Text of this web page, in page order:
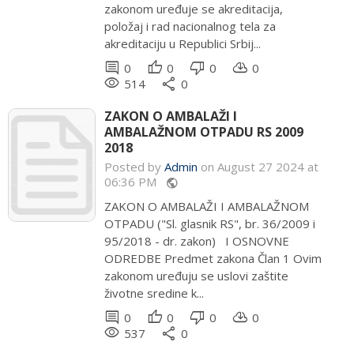
zakonom uređuje se akreditacija,
položaj i rad nacionalnog tela za
akreditaciju u Republici Srbij...
comment 0 thumb_up 0 thumb_down 0 cloud_download 0
remove_red_eye 514 share 0
ZAKON O AMBALAŽI I
AMBALAŽNOM OTPADU RS 2009
2018
Posted by Admin on August 27 2024 at
06:36 PM public
ZAKON O AMBALAŽI I AMBALAŽNOM
OTPADU ("Sl. glasnik RS", br. 36/2009 i
95/2018 - dr. zakon) I OSNOVNE
ODREDBE Predmet zakona Član 1 Ovim
zakonom uređuju se uslovi zaštite
životne sredine k...
comment 0 thumb_up 0 thumb_down 0 cloud_download 0
remove_red_eye 537 share 0